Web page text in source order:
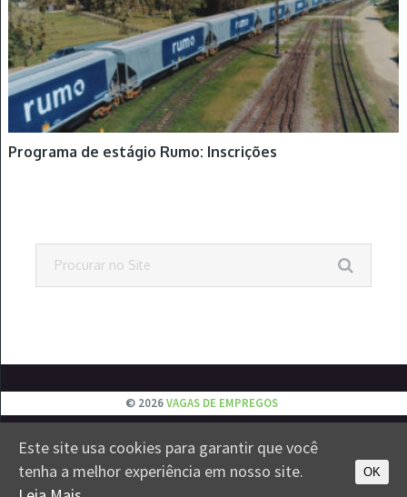
Programa de estágio Rumo: Inscrições
© 2026VAGAS DE EMPREGOS
EMPREGOS JOVEM APRENDIZ ESTÁGIOS
VESTIBULAR
CONTATO
PRIVACIDADE
Este site usa cookies para garantir que você
tenha a melhor experiência em nosso site.
OK